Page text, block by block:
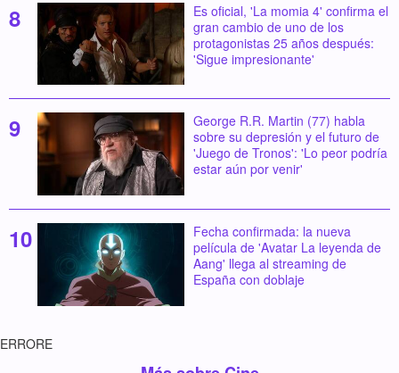
Es oficial, 'La momia 4' confirma el
gran cambio de uno de los
protagonistas 25 años después:
'Sigue impresionante'
George R.R. Martin (77) habla
sobre su depresión y el futuro de
'Juego de Tronos': 'Lo peor podría
estar aún por venir'
Fecha confirmada: la nueva
película de 'Avatar La leyenda de
Aang' llega al streaming de
España con doblaje
ERRORE